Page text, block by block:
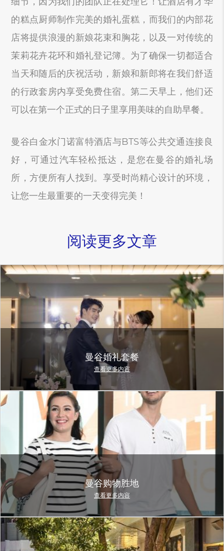
的糕点厨师制作完美的婚礼蛋糕，而我们的内部花
店将提供浪漫的新娘花束和胸花，以及一对传统的
茉莉花卉花环和婚礼登记簿。为了确保一切都适合
当天和随后的庆祝活动，新娘和新郎将在我们舒适
的行政套房内享受免费住宿。第二天早上，他们还
可以在第一个正式的日子里享用美味的自助早餐。
曼谷白金水门诺富特酒店与BTS等公共交通连接良
好，可通过汽车轻松抵达，是您在曼谷的婚礼场
所，方便所有人找到。享受时尚精心设计的环境，
让您一生最重要的一天变得完美！
阅读更多文章
曼谷婚礼套餐
查看更多内容
曼谷购物胜地
查看更多内容